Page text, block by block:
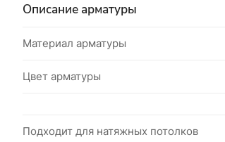
Описание арматуры
Материал арматуры
Цвет арматуры
Подходит для натяжных потолков